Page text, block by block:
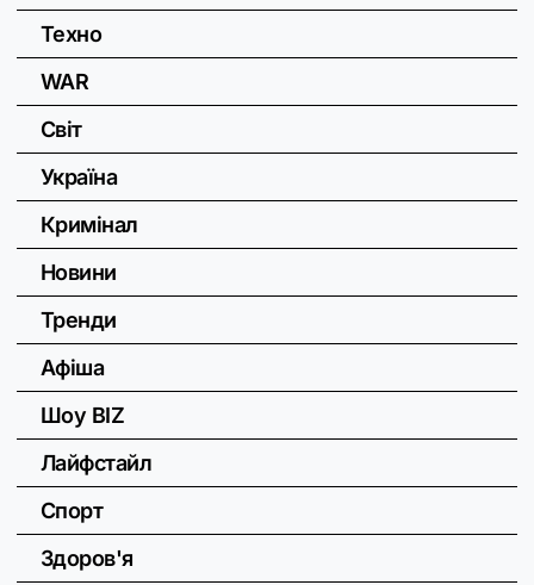
Техно
WAR
Світ
Україна
Кримінал
Новини
Тренди
Афіша
Шоу BIZ
Лайфстайл
Спорт
Здоров'я